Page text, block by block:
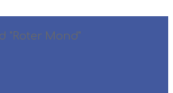
"Roter Mond"